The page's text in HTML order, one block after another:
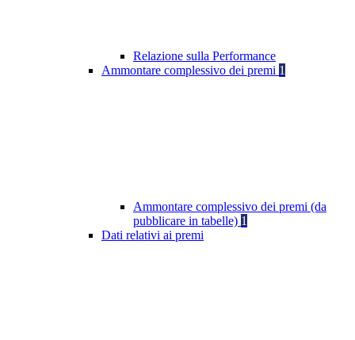
Relazione sulla Performance
Ammontare complessivo dei premi 1
Ammontare complessivo dei premi (da
pubblicare in tabelle) 1
Dati relativi ai premi